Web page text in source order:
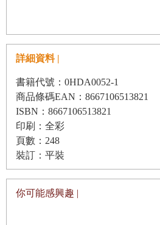
Chapter2喜的情緒
喜的樣貌
對於喜，如何聽它說、享受它？
讓生命喜悅－活化海底輪的精油植物
．廣藿香
．岩蘭草
．肉豆蔻
詳細資料 |
書籍代號：0HDA0052-1
商品條碼EAN：8667106513821
ISBN：8667106513821
印刷：全彩
頁數：248
裝訂：平裝
你可能感興趣 |